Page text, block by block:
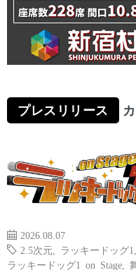
プレスリリース
2026.08.07
2.5次元
ラッキードッグ1
ラッキードッグ1 on Stage